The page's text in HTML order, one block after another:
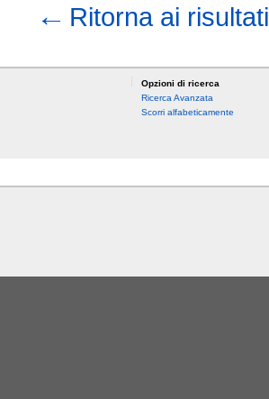
← Ritorna ai risultati
Opzioni di ricerca
Ricerca Avanzata
Scorri alfabeticamente